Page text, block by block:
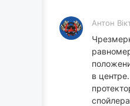
Антон
в